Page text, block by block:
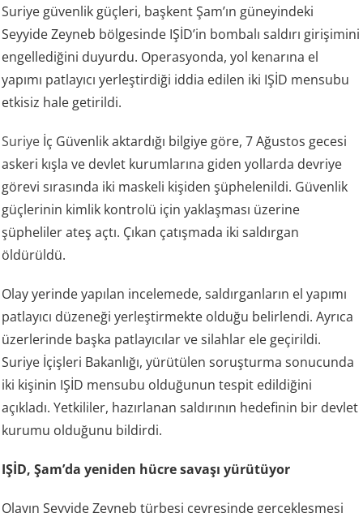
Suriye güvenlik güçleri, başkent Şam’ın güneyindeki
Seyyide Zeyneb bölgesinde IŞİD’in bombalı saldırı girişimini
engellediğini duyurdu. Operasyonda, yol kenarına el
yapımı patlayıcı yerleştirdiği iddia edilen iki IŞİD mensubu
etkisiz hale getirildi.
Suriye İç Güvenlik aktardığı bilgiye göre, 7 Ağustos gecesi
askeri kışla ve devlet kurumlarına giden yollarda devriye
görevi sırasında iki maskeli kişiden şüphelenildi. Güvenlik
güçlerinin kimlik kontrolü için yaklaşması üzerine
şüpheliler ateş açtı. Çıkan çatışmada iki saldırgan
öldürüldü.
Olay yerinde yapılan incelemede, saldırganların el yapımı
patlayıcı düzeneği yerleştirmekte olduğu belirlendi. Ayrıca
üzerlerinde başka patlayıcılar ve silahlar ele geçirildi.
Suriye İçişleri Bakanlığı, yürütülen soruşturma sonucunda
iki kişinin IŞİD mensubu olduğunun tespit edildiğini
açıkladı. Yetkililer, hazırlanan saldırının hedefinin bir devlet
kurumu olduğunu bildirdi.
IŞİD, Şam’da yeniden hücre savaşı yürütüyor
Olayın Seyyide Zeyneb türbesi çevresinde gerçekleşmesi